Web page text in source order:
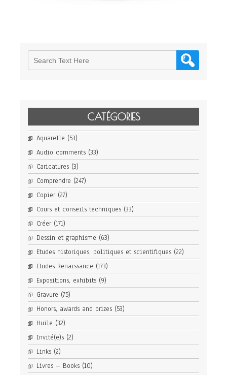
CATÉGORIES
Aquarelle (53)
Audio comments (33)
Caricatures (3)
Comprendre (247)
Copier (27)
Cours et conseils techniques (33)
Créer (171)
Dessin et graphisme (63)
Etudes historiques, politiques et scientifiques (22)
Etudes Renaissance (173)
Expositions, exhibits (9)
Gravure (75)
Honors, awards and prizes (53)
Huile (32)
Invité(e)s (2)
Links (2)
Livres – Books (10)